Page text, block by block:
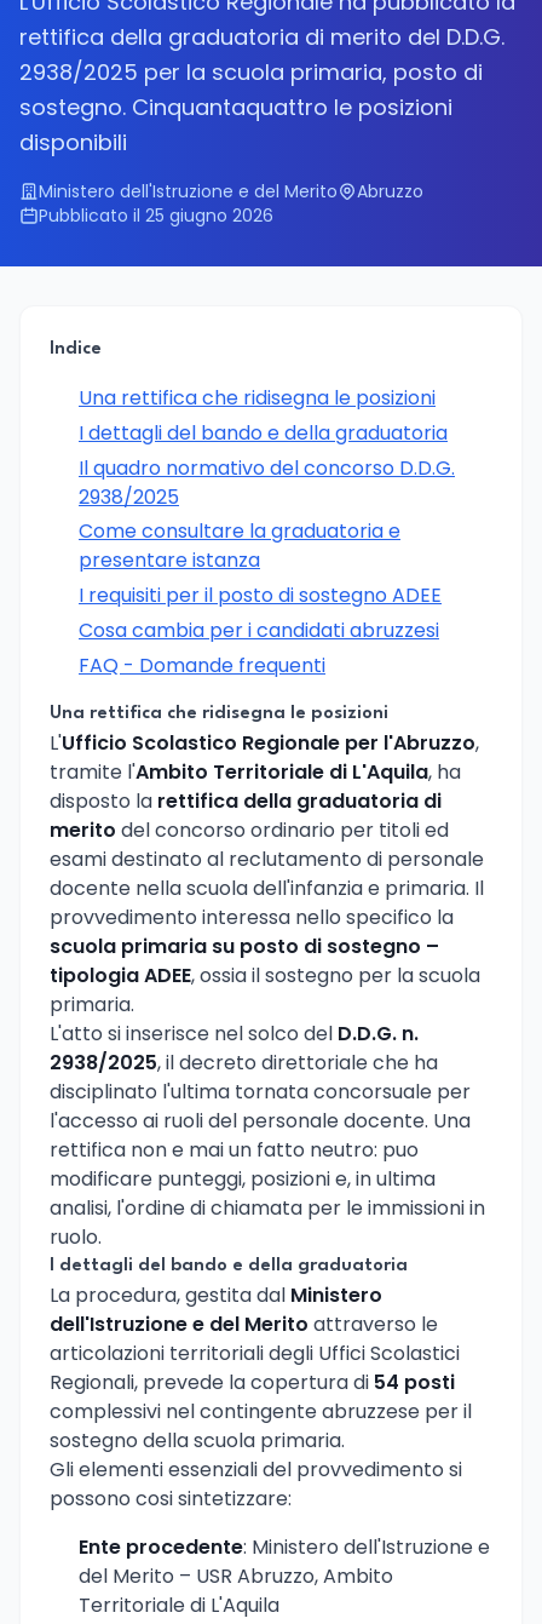
rettifica della graduatoria di merito del D.D.G.
2938/2025 per la scuola primaria, posto di
sostegno. Cinquantaquattro le posizioni
disponibili
Ministero dell'Istruzione e del Merito
Abruzzo
Pubblicato il 25 giugno 2026
Indice
Una rettifica che ridisegna le posizioni
I dettagli del bando e della graduatoria
Il quadro normativo del concorso D.D.G.
2938/2025
Come consultare la graduatoria e
presentare istanza
I requisiti per il posto di sostegno ADEE
Cosa cambia per i candidati abruzzesi
FAQ - Domande frequenti
Una rettifica che ridisegna le posizioni
L'Ufficio Scolastico Regionale per l'Abruzzo,
tramite l'Ambito Territoriale di L'Aquila, ha
disposto la rettifica della graduatoria di
merito del concorso ordinario per titoli ed
esami destinato al reclutamento di personale
docente nella scuola dell'infanzia e primaria. Il
provvedimento interessa nello specifico la
scuola primaria su posto di sostegno –
tipologia ADEE, ossia il sostegno per la scuola
primaria.
L'atto si inserisce nel solco del D.D.G. n.
2938/2025, il decreto direttoriale che ha
disciplinato l'ultima tornata concorsuale per
l'accesso ai ruoli del personale docente. Una
rettifica non e mai un fatto neutro: puo
modificare punteggi, posizioni e, in ultima
analisi, l'ordine di chiamata per le immissioni in
ruolo.
I dettagli del bando e della graduatoria
La procedura, gestita dal Ministero
dell'Istruzione e del Merito attraverso le
articolazioni territoriali degli Uffici Scolastici
Regionali, prevede la copertura di 54 posti
complessivi nel contingente abruzzese per il
sostegno della scuola primaria.
Gli elementi essenziali del provvedimento si
possono cosi sintetizzare:
Ente procedente: Ministero dell'Istruzione e
del Merito – USR Abruzzo, Ambito
Territoriale di L'Aquila